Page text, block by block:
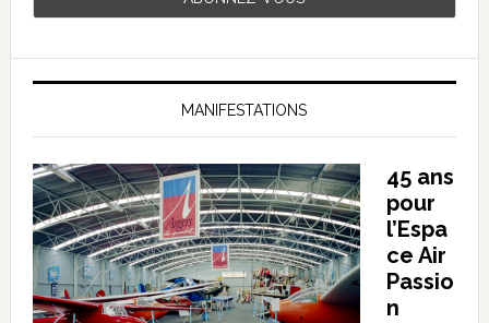
MANIFESTATIONS
45 ans
pour
l’Espa
ce Air
Passio
n